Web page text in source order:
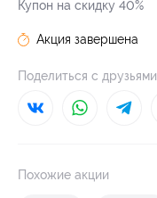
Купон на скидку 40%
Акция завершена
Поделиться с друзьями
Похожие акции